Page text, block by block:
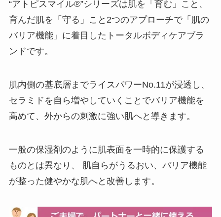
“アトピスマイル®”シリーズは肌を「育む」こと、
育んだ肌を「守る」こと2つのアプローチで「肌の
バリア機能」に着目したトータルボディケアブラ
ンドです。
肌内側の基底層までライスパワーNo.11が浸透し、
セラミドを自ら増やしていくことでバリア機能を
高めて、外からの刺激に強い肌へと導きます。
一般の保湿剤のように肌表面を一時的に保護する
ものとは異なり、 肌自らがうるおい、バリア機能
が整った健やかな肌へと改善します。